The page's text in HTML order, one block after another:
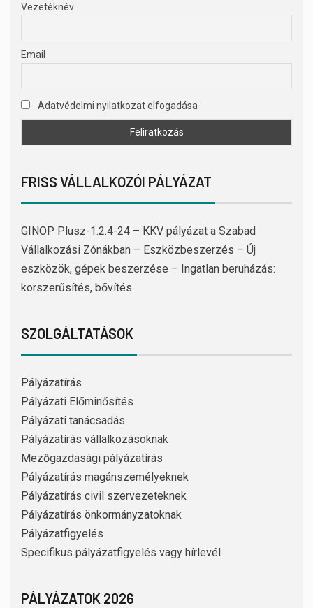
Vezetéknév
Email
Adatvédelmi nyilatkozat elfogadása
FRISS VÁLLALKOZÓI PÁLYÁZAT
GINOP Plusz-1.2.4-24 – KKV pályázat a Szabad
Vállalkozási Zónákban – Eszközbeszerzés – Új
eszközök, gépek beszerzése – Ingatlan beruházás:
korszerűsítés, bővítés
SZOLGÁLTATÁSOK
Pályázatírás
Pályázati Előminősítés
Pályázati tanácsadás
Pályázatírás vállalkozásoknak
Mezőgazdasági pályázatírás
Pályázatírás magánszemélyeknek
Pályázatírás civil szervezeteknek
Pályázatírás önkormányzatoknak
Pályázatfigyelés
Specifikus pályázatfigyelés vagy hírlevél
PÁLYÁZATOK 2026